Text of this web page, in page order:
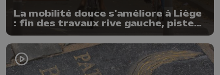
La mobilité douce s'améliore à Liège
: fin des travaux rive gauche, pistes
cyclo-piétonnes Avroy et
Guillemins...